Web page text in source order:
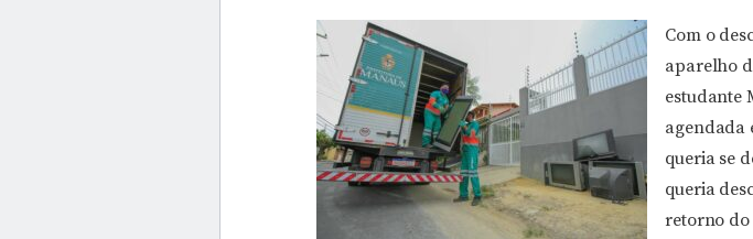
Com o
aparelho
estudante
agendada
queria se
queria
retorno do